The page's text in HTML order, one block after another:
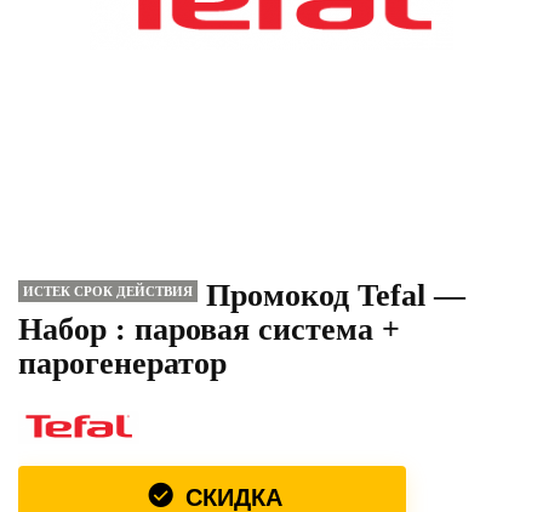
ИСТЕК СРОК ДЕЙСТВИЯ
Промокод Tefal —
Набор : паровая система +
парогенератор
СКИДКА